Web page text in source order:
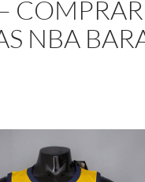
COMPRAR
NBA